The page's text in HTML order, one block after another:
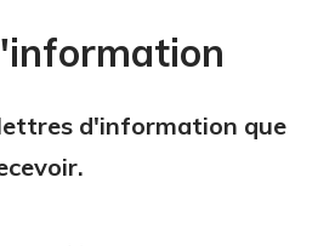
d'information que